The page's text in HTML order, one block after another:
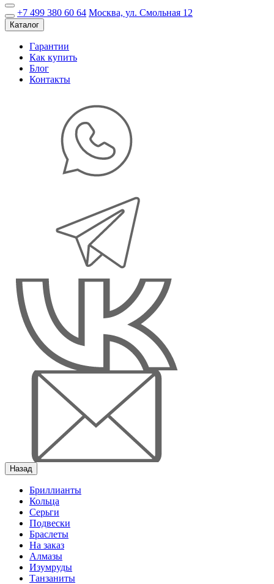
+7 499 380 60 64 Москва, ул. Смольная 12
Каталог
Гарантии
Как купить
Блог
Контакты
Назад
Бриллианты
Кольца
Серьги
Подвески
Браслеты
На заказ
Алмазы
Изумруды
Танзаниты